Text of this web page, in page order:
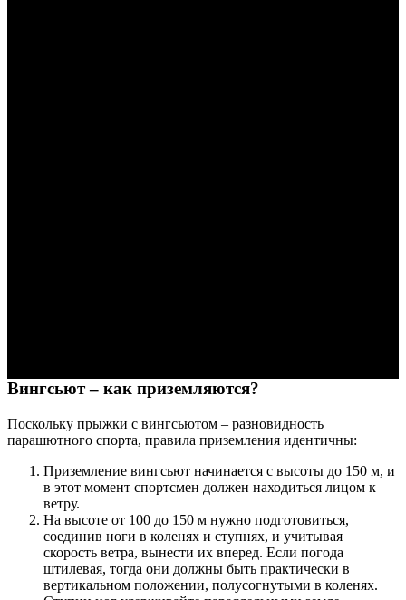
Вингсьют – как приземляются?
Поскольку прыжки с вингсьютом – разновидность
парашютного спорта, правила приземления идентичны:
Приземление вингсьют начинается с высоты до 150 м, и
в этот момент спортсмен должен находиться лицом к
ветру.
На высоте от 100 до 150 м нужно подготовиться,
соединив ноги в коленях и ступнях, и учитывая
скорость ветра, вынести их вперед. Если погода
штилевая, тогда они должны быть практически в
вертикальном положении, полусогнутыми в коленях.